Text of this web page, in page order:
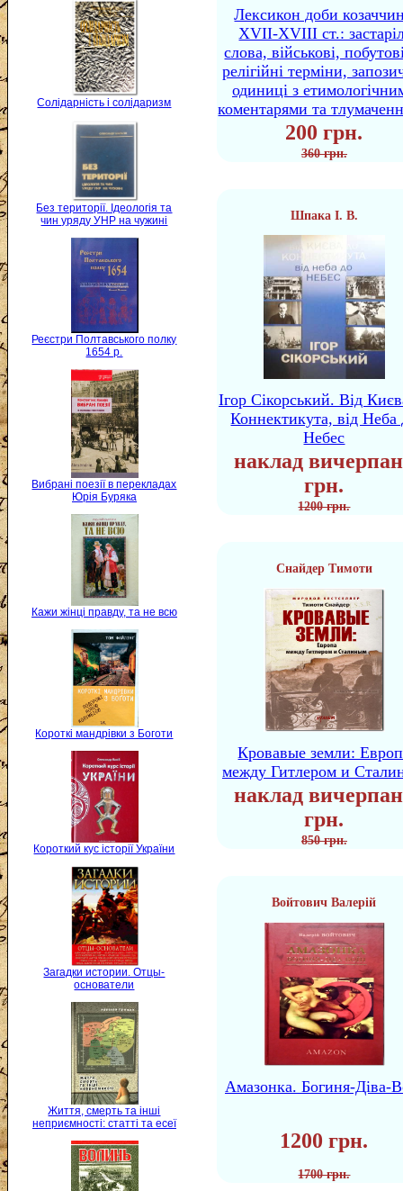
Солідарність і солідаризм
Без території. Ідеологія та
чин уряду УНР на чужині
Реєстри Полтавського полку
1654 р.
Вибрані поезії в перекладах
Юрія Буряка
Кажи жінці правду, та не всю
Короткі мандрівки з Боготи
Короткий кус історії України
Загадки истории. Отцы-
основатели
Життя, смерть та інші
неприємності: статті та есеї
Лексикон доби
XVII-XVIII ст.:
слова, військові,
релігійні терміни,
одиниці з
коментарями та
200 грн.
360 грн.
Шпака І. В.
Ігор Сікорський. Від
Коннектикута, від Неба
Небес
наклад
грн.
1200 грн.
Снайдер Тимоти
Кровавые земли:
между Гитлером и
наклад
грн.
850 грн.
Войтович Валерій
Амазонка. Богиня-Діва-
1200 грн.
1700 грн.